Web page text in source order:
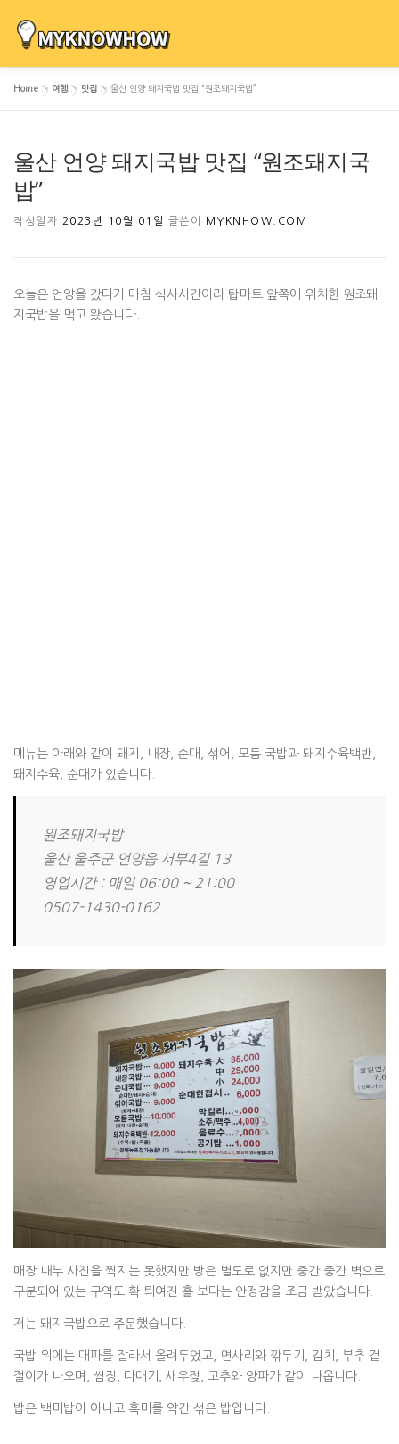
로
Home » 여행 » 맛집 » 울산 언양 돼지국밥 맛집 “원조돼지국밥”
울산 언양 돼지국밥 맛집 “원조돼지국
밥”
작성일자 2023년 10월 01일 글쓴이 MYKNHOW.COM
오늘은 언양을 갔다가 마침 식사시간이라 탑마트 앞쪽에 위치한 원조돼
지국밥을 먹고 왔습니다.
메뉴는 아래와 같이 돼지, 내장, 순대, 섞어, 모듬 국밥과 돼지수육백반,
돼지수육, 순대가 있습니다.
원조돼지국밥
울산 울주군 언양읍 서부4길 13
영업시간 : 매일 06:00 ~ 21:00
0507-1430-0162
매장 내부 사진을 찍지는 못했지만 방은 별도로 없지만 중간 중간 벽으로
구분되어 있는 구역도 확 틔여진 홀 보다는 안정감을 조금 받았습니다.
저는 돼지국밥으로 주문했습니다.
국밥 위에는 대파를 잘라서 올려두었고, 면사리와 깎두기, 김치, 부추 겉
절이가 나오며, 쌈장, 다대기, 새우젖, 고추와 양파가 같이 나옵니다.
밥은 백미밥이 아니고 흑미를 약간 섞은 밥입니다.